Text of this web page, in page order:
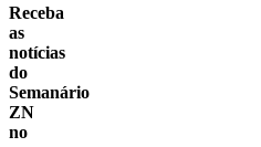
Receba
as
notícias
do
Semanário
ZN
no